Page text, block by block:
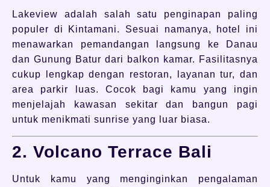
Lakeview adalah salah satu penginapan paling
populer di Kintamani. Sesuai namanya, hotel ini
menawarkan pemandangan langsung ke Danau
dan Gunung Batur dari balkon kamar. Fasilitasnya
cukup lengkap dengan restoran, layanan tur, dan
area parkir luas. Cocok bagi kamu yang ingin
menjelajah kawasan sekitar dan bangun pagi
untuk menikmati sunrise yang luar biasa.
2. Volcano Terrace Bali
Untuk kamu yang menginginkan pengalaman